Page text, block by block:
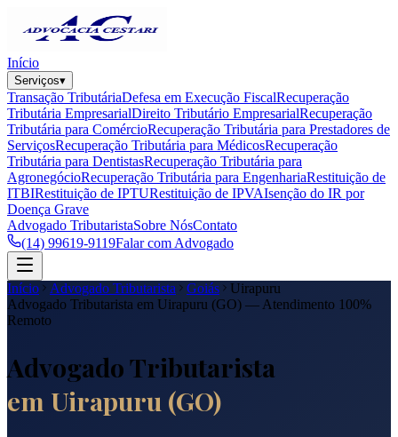
Início
Serviços▾
Transação TributáriaDefesa em Execução FiscalRecuperação
Tributária EmpresarialDireito Tributário EmpresarialRecuperação
Tributária para ComércioRecuperação Tributária para Prestadores de
ServiçosRecuperação Tributária para MédicosRecuperação
Tributária para DentistasRecuperação Tributária para
AgronegócioRecuperação Tributária para EngenhariaRestituição de
ITBIRestituição de IPTURestituição de IPVAIsenção do IR por
Doença Grave
Advogado TributaristaSobre NósContato
(14) 99619-9119Falar com Advogado
Início Advogado Tributarista Goiás
Uirapuru
Advogado Tributarista em Uirapuru (GO) — Atendimento 100%
Remoto
Advogado Tributarista
em Uirapuru (GO)